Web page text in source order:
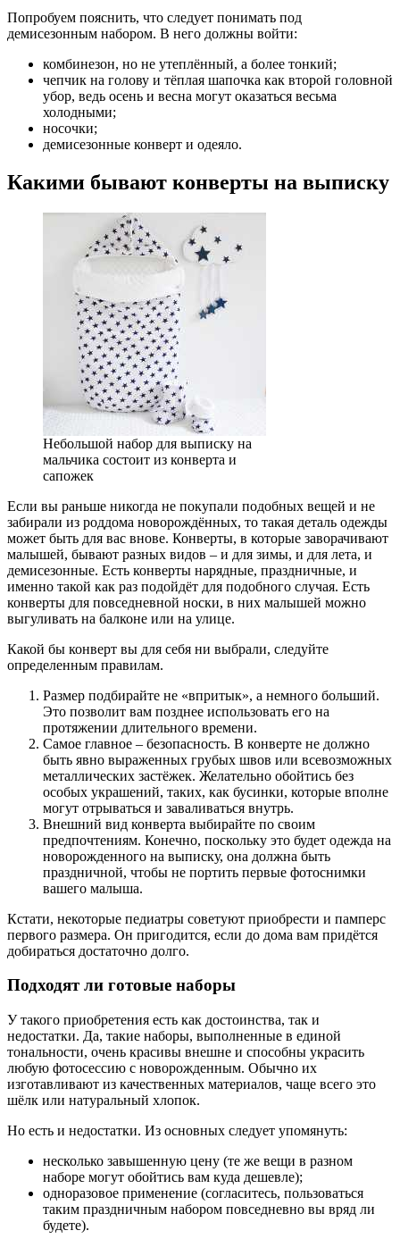
Попробуем пояснить, что следует понимать под
демисезонным набором. В него должны войти:
комбинезон, но не утеплённый, а более тонкий;
чепчик на голову и тёплая шапочка как второй головной
убор, ведь осень и весна могут оказаться весьма
холодными;
носочки;
демисезонные конверт и одеяло.
Какими бывают конверты на выписку
Небольшой набор для выписку на
мальчика состоит из конверта и
сапожек
Если вы раньше никогда не покупали подобных вещей и не
забирали из роддома новорождённых, то такая деталь одежды
может быть для вас внове. Конверты, в которые заворачивают
малышей, бывают разных видов – и для зимы, и для лета, и
демисезонные. Есть конверты нарядные, праздничные, и
именно такой как раз подойдёт для подобного случая. Есть
конверты для повседневной носки, в них малышей можно
выгуливать на балконе или на улице.
Какой бы конверт вы для себя ни выбрали, следуйте
определенным правилам.
Размер подбирайте не «впритык», а немного больший.
Это позволит вам позднее использовать его на
протяжении длительного времени.
Самое главное – безопасность. В конверте не должно
быть явно выраженных грубых швов или всевозможных
металлических застёжек. Желательно обойтись без
особых украшений, таких, как бусинки, которые вполне
могут отрываться и заваливаться внутрь.
Внешний вид конверта выбирайте по своим
предпочтениям. Конечно, поскольку это будет одежда на
новорожденного на выписку, она должна быть
праздничной, чтобы не портить первые фотоснимки
вашего малыша.
Кстати, некоторые педиатры советуют приобрести и памперс
первого размера. Он пригодится, если до дома вам придётся
добираться достаточно долго.
Подходят ли готовые наборы
У такого приобретения есть как достоинства, так и
недостатки. Да, такие наборы, выполненные в единой
тональности, очень красивы внешне и способны украсить
любую фотосессию с новорожденным. Обычно их
изготавливают из качественных материалов, чаще всего это
шёлк или натуральный хлопок.
Но есть и недостатки. Из основных следует упомянуть:
несколько завышенную цену (те же вещи в разном
наборе могут обойтись вам куда дешевле);
одноразовое применение (согласитесь, пользоваться
таким праздничным набором повседневно вы вряд ли
будете).